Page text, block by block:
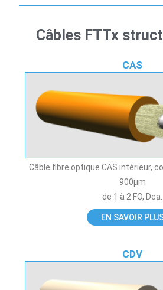
Câbles FTTx
CAS
Câble fibre optique CAS intérieur,
900µm
de 1 à 2 FO, Dca.
EN SAVOIR
CDV